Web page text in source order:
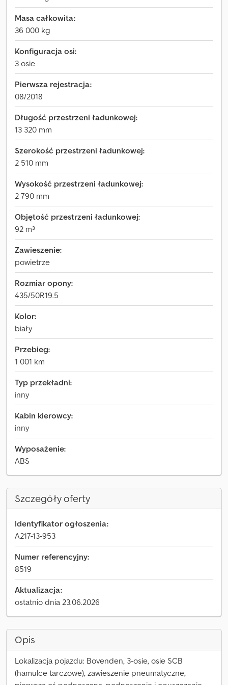
Masa całkowita:
36 000 kg
Konfiguracja osi:
3 osie
Pierwsza rejestracja:
08/2018
Długość przestrzeni ładunkowej:
13 320 mm
Szerokość przestrzeni ładunkowej:
2 510 mm
Wysokość przestrzeni ładunkowej:
2 790 mm
Objętość przestrzeni ładunkowej:
92 m³
Zawieszenie:
powietrze
Rozmiar opony:
435/50R19.5
Kolor:
biały
Przebieg:
1 001 km
Typ przekładni:
inny
Kabin kierowcy:
inny
Wyposażenie:
ABS
Szczegóły oferty
Identyfikator ogłoszenia:
A217-13-953
Numer referencyjny:
8519
Aktualizacja:
ostatnio dnia 23.06.2026
Opis
Lokalizacja pojazdu: Bovenden, 3-osie, osie SCB
(hamulce tarczowe), zawieszenie pneumatyczne,